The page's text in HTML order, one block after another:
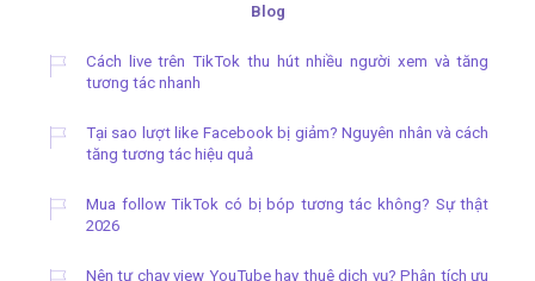
Blog
Cách live trên TikTok thu hút nhiều người xem và tăng
tương tác nhanh
Tại sao lượt like Facebook bị giảm? Nguyên nhân và cách
tăng tương tác hiệu quả
Mua follow TikTok có bị bóp tương tác không? Sự thật
2026
Nên tự chạy view YouTube hay thuê dịch vụ? Phân tích ưu